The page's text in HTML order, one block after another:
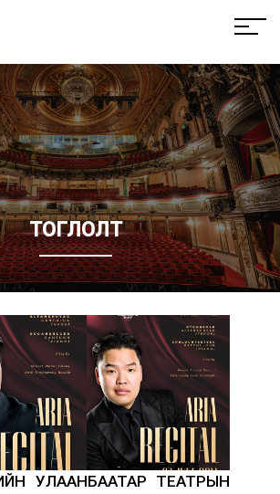
ТОГЛОЛТ
УЛААНБААТАР ТЕАТРЫН